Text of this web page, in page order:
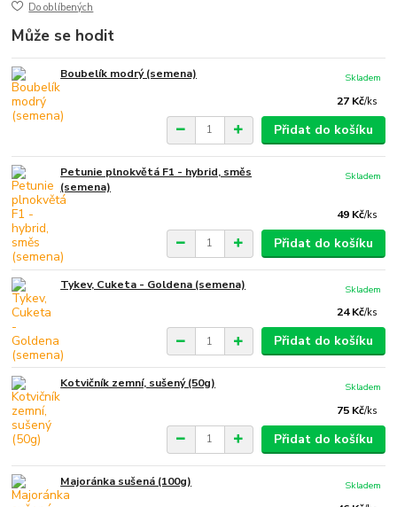
Do oblíbených
Může se hodit
Boubelík modrý (semena)
27 Kč/ks
Skladem
Přidat do košíku
Petunie plnokvětá F1 - hybrid, směs
(semena)
49 Kč/ks
Skladem
Přidat do košíku
Tykev, Cuketa - Goldena (semena)
24 Kč/ks
Skladem
Přidat do košíku
Kotvičník zemní, sušený (50g)
75 Kč/ks
Skladem
Přidat do košíku
Majoránka sušená (100g)
Skladem